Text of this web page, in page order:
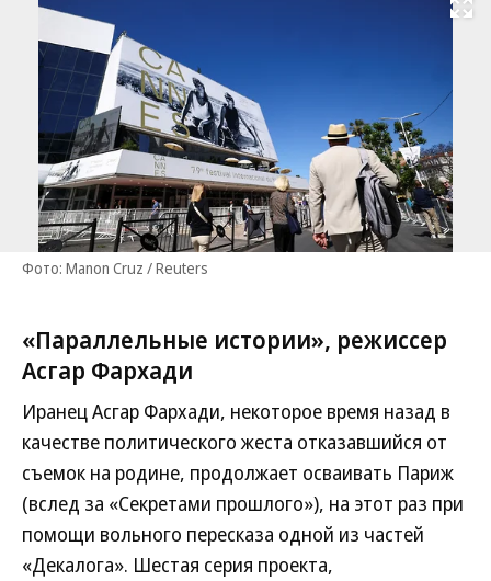
Развернуть
Фото: Manon Cruz / Reuters
«Параллельные истории», режиссер
Асгар Фархади
Иранец Асгар Фархади, некоторое время назад в
качестве политического жеста отказавшийся от
съемок на родине, продолжает осваивать Париж
(вслед за «Секретами прошлого»), на этот раз при
помощи вольного пересказа одной из частей
«Декалога». Шестая серия проекта,